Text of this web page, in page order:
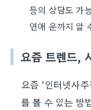
등의 상담도 가
연애 운까지 알
요즘 트렌드,
요즘 ‘인터넷사
를 볼 수 있는 방